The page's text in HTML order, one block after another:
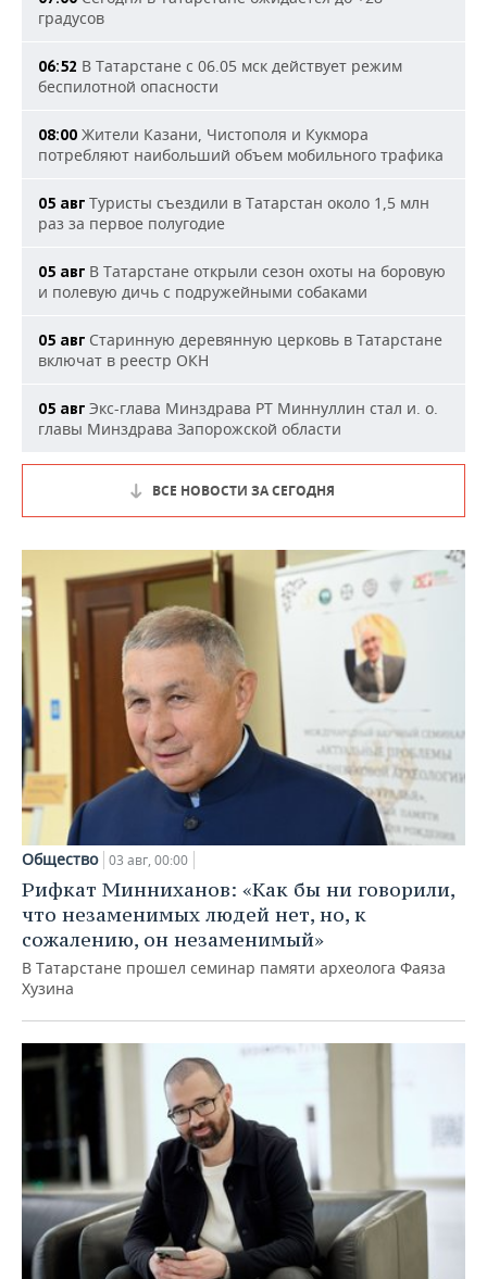
градусов
06:52 В Татарстане с 06.05 мск действует режим
беспилотной опасности
08:00 Жители Казани, Чистополя и Кукмора
потребляют наибольший объем мобильного трафика
05 авг Туристы съездили в Татарстан около 1,5 млн
раз за первое полугодие
05 авг В Татарстане открыли сезон охоты на боровую
и полевую дичь с подружейными собаками
05 авг Старинную деревянную церковь в Татарстане
включат в реестр ОКН
05 авг Экс-глава Минздрава РТ Миннуллин стал и. о.
главы Минздрава Запорожской области
ВСЕ НОВОСТИ ЗА СЕГОДНЯ
Общество 03 авг, 00:00
Рифкат Минниханов: «Как бы ни говорили,
что незаменимых людей нет, но, к
сожалению, он незаменимый»
В Татарстане прошел семинар памяти археолога Фаяза
Хузина